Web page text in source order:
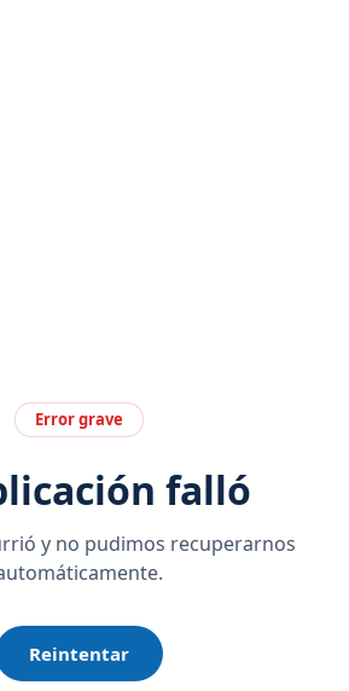
Error grave
falló
y no pudimos recuperarnos
Reintentar